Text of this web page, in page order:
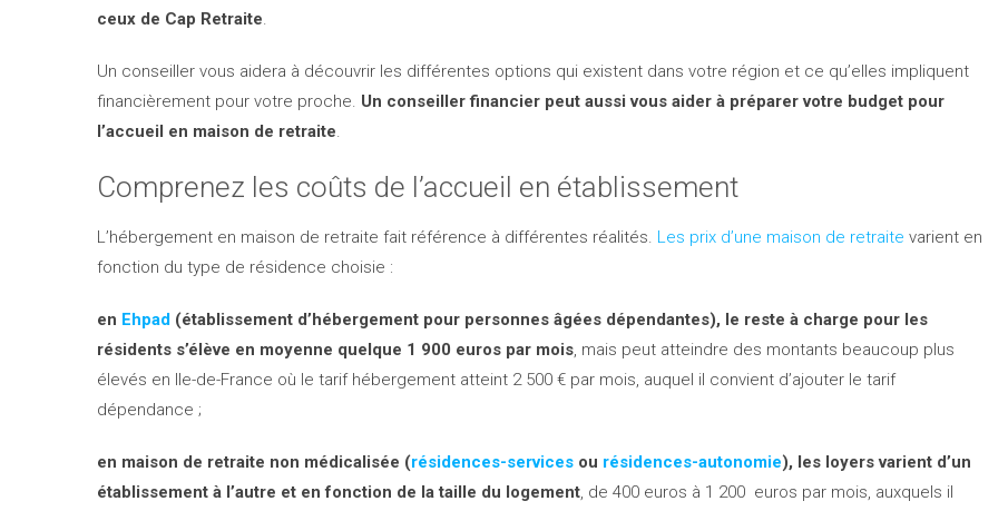
ceux de Cap Retraite.
Un conseiller vous aidera à découvrir les différentes options qui existent dans votre région et ce qu’elles impliquent
financièrement pour votre proche. Un conseiller financier peut aussi vous aider à préparer votre budget pour
l’accueil en maison de retraite.
Comprenez les coûts de l’accueil en établissement
L’hébergement en maison de retraite fait référence à différentes réalités. Les prix d’une maison de retraite varient en
fonction du type de résidence choisie :
en Ehpad (établissement d’hébergement pour personnes âgées dépendantes), le reste à charge pour les
résidents s’élève en moyenne quelque 1 900 euros par mois, mais peut atteindre des montants beaucoup plus
élevés en Ile-de-France où le tarif hébergement atteint 2 500 € par mois, auquel il convient d’ajouter le tarif
dépendance ;
en maison de retraite non médicalisée (résidences-services ou résidences-autonomie), les loyers varient d’un
établissement à l’autre et en fonction de la taille du logement, de 400 euros à 1 200 euros par mois, auxquels il